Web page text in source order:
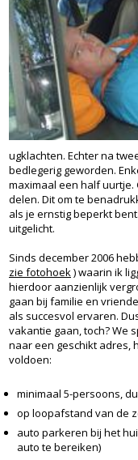
ugklachten. Echter na
bedlegerig geworden.
maximaal een half uurtje.
delen. Dit om te
als je ernstig beperkt
uitgelicht.
Sinds december 2006
zie fotohoek) waarin ik
hierdoor aanzienlijk
gaan bij familie en
als succesvol ervaren.
vakantie gaan, toch? We
naar een geschikt adres,
voldoen:
minimaal 5-persoons,
op loopafstand van de
auto parkeren bij het
auto te bereiken)